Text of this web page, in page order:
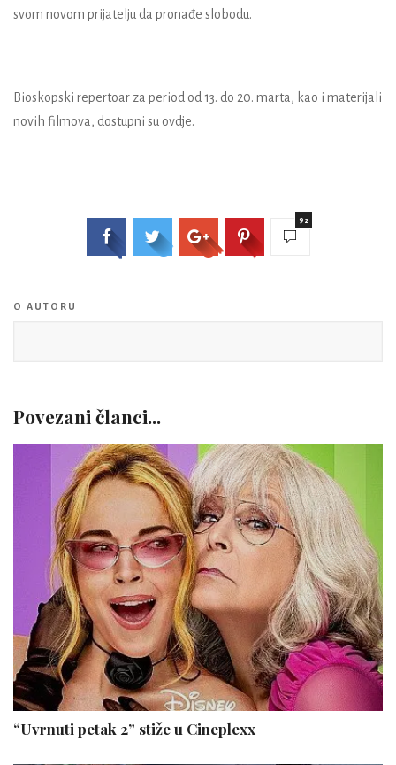
svom novom prijatelju da pronađe slobodu.
Bioskopski repertoar za period od 13. do 20. marta, kao i materijali
novih filmova, dostupni su ovdje.
92
O AUTORU
Povezani članci...
“Uvrnuti petak 2” stiže u Cineplexx